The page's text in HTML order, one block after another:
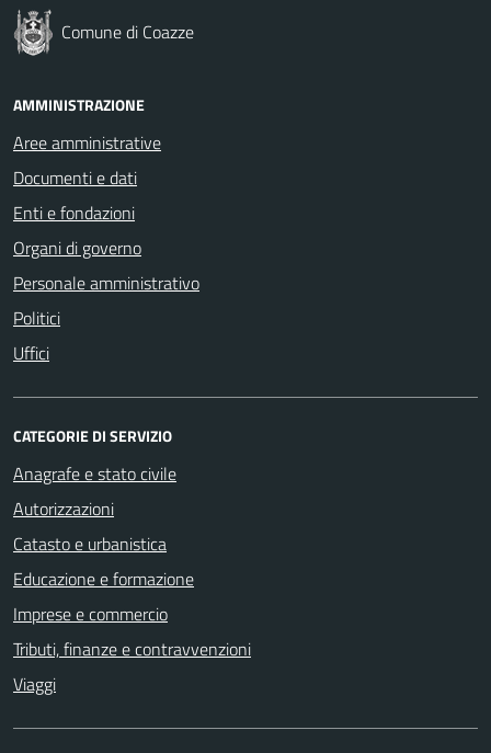
Comune di Coazze
AMMINISTRAZIONE
Aree amministrative
Documenti e dati
Enti e fondazioni
Organi di governo
Personale amministrativo
Politici
Uffici
CATEGORIE DI SERVIZIO
Anagrafe e stato civile
Autorizzazioni
Catasto e urbanistica
Educazione e formazione
Imprese e commercio
Tributi, finanze e contravvenzioni
Viaggi